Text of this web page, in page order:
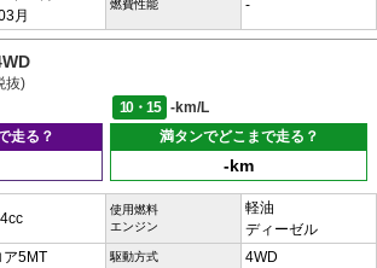
月
燃費性能 -
抜)
10・15
-km/L
走る？
満タンでどこまで走る？
-km
使用燃料
エンジン
軽油
ディーゼル
ア5MT 駆動方式 4WD